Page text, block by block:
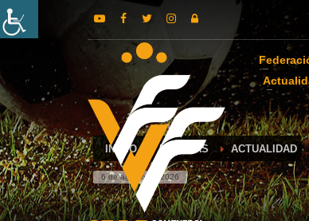
INICIO NOTICIAS ACTUALIDAD
6 de agosto de 2026